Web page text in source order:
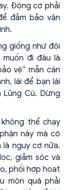
Động cơ phải
đảm bảo vận
giống như đội
muốn đi đâu là
vệ” mẫn cán
lái để bạn lái
Lũng Cú. Dừng
thể chạy
này mà có
nguy cơ nữa.
giảm sóc và
phối hợp hoạt
mòn quá phải